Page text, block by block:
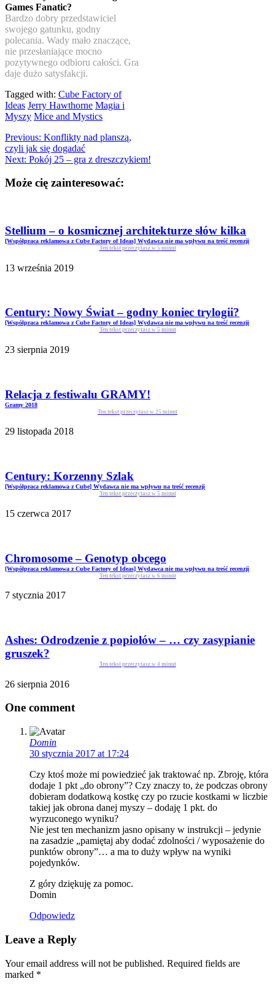
Games Fanatic?
Bardzo dobry przedstawiciel
swojego gatunku, godny
polecania. Wady mało znaczące,
nie przesłaniające mocno
pozytywnego odbioru całości. Gra
daje dużo satysfakcji.
Tagged with: Cube Factory of
Ideas Jerry Hawthorne Magia i
Myszy Mice and Mystics
Previous: Konflikty nad planszą,
czyli jak się dogadać
Next: Pokój 25 – gra z dreszczykiem!
Może cię zainteresować:
Stellium – o kosmicznej architekturze słów kilka
[Współpraca reklamowa z Cube Factory of Ideas] Wydawca nie ma wpływu na treść recenzji
Ten tekst przeczytasz w 5 minut
13 września 2019
Century: Nowy Świat – godny koniec trylogii?
[Współpraca reklamowa z Cube Factory of Ideas] Wydawca nie ma wpływu na treść recenzji
Ten tekst przeczytasz w 5 minut
23 sierpnia 2019
Relacja z festiwalu GRAMY!
Gramy 2018
Ten tekst przeczytasz w 25 minut
29 listopada 2018
Century: Korzenny Szlak
[Współpraca reklamowa z Cube] Wydawca nie ma wpływu na treść recenzji
Ten tekst przeczytasz w 5 minut
15 czerwca 2017
Chromosome – Genotyp obcego
[Współpraca reklamowa z Cube Factory of Ideas] Wydawca nie ma wpływu na treść recenzji
Ten tekst przeczytasz w 6 minut
7 stycznia 2017
Ashes: Odrodzenie z popiołów – … czy zasypianie
gruszek?
Ten tekst przeczytasz w 4 minut
26 sierpnia 2016
One comment
Domin
30 stycznia 2017 at 17:24
Czy ktoś może mi powiedzieć jak traktować np. Zbroję, która
dodaje 1 pkt „do obrony”? Czy znaczy to, że podczas obrony
dobieram dodatkową kostkę czy po rzucie kostkami w liczbie
takiej jak obrona danej myszy – dodaję 1 pkt. do
wyrzuconego wyniku?
Nie jest ten mechanizm jasno opisany w instrukcji – jedynie
na zasadzie „pamiętaj aby dodać zdolności / wyposażenie do
punktów obrony”… a ma to duży wpływ na wyniki
pojedynków.
Z góry dziękuję za pomoc.
Domin
Odpowiedz
Leave a Reply
Your email address will not be published. Required fields are
marked *